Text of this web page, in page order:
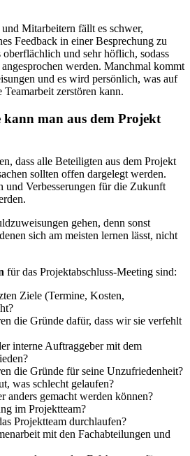
Mitarbeitern fällt es schwer,
Feedback in einer Besprechung zu
und sehr höflich, sodass
werden. Manchmal kommt
und es wird persönlich, was auf
zerstören kann.
kann man aus dem Projekt
dass alle Beteiligten aus dem Projekt
sollten offen dargelegt werden.
und Verbesserungen für die Zukunft
gehen, denn sonst
sich am meisten lernen lässt, nicht
für das Projektabschluss-Meeting sind:
Ziele (Termine, Kosten,
die Gründe dafür, dass wir sie verfehlt
interne Auftraggeber mit dem
die Gründe für seine Unzufriedenheit?
was schlecht gelaufen?
anders gemacht werden können?
im Projektteam?
Projektteam durchlaufen?
mit den Fachabteilungen und